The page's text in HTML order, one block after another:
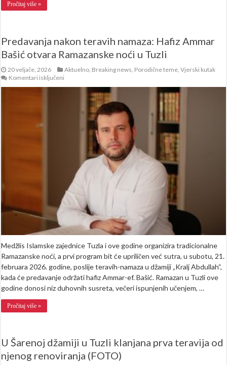
Pročitaj više »
Predavanja nakon teravih namaza: Hafiz Ammar
Bašić otvara Ramazanske noći u Tuzli
20 veljače, 2026 Aktuelno Breaking news Porodične teme ,Vjerski kutak
Komentari isključeni
Ramazanske
Medžlis Islamske zajednice Tuzla i ove godine organizira tradicionalne
Ramazanske noći, a prvi program bit će upriličen već sutra, u subotu, 21.
februara 2026. godine, poslije teravih-namaza u džamiji „Kralj Abdullah“,
kada će predavanje održati hafiz Ammar-ef. Bašić. Ramazan u Tuzli ove
godine donosi niz duhovnih susreta, večeri ispunjenih učenjem, …
Pročitaj više »
U Šarenoj džamiji u Tuzli klanjana prva teravija od
njenog renoviranja (FOTO)